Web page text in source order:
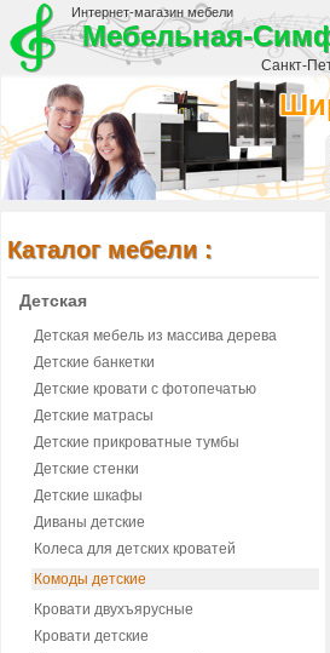
Интернет-магазин мебели
Мебельная-
Санкт-
Каталог мебели :
Детская
Детская мебель из массива дерева
Детские банкетки
Детские кровати с фотопечатью
Детские матрасы
Детские прикроватные тумбы
Детские стенки
Детские шкафы
Диваны детские
Колеса для детских кроватей
Комоды детские
Кровати двухъярусные
Кровати детские